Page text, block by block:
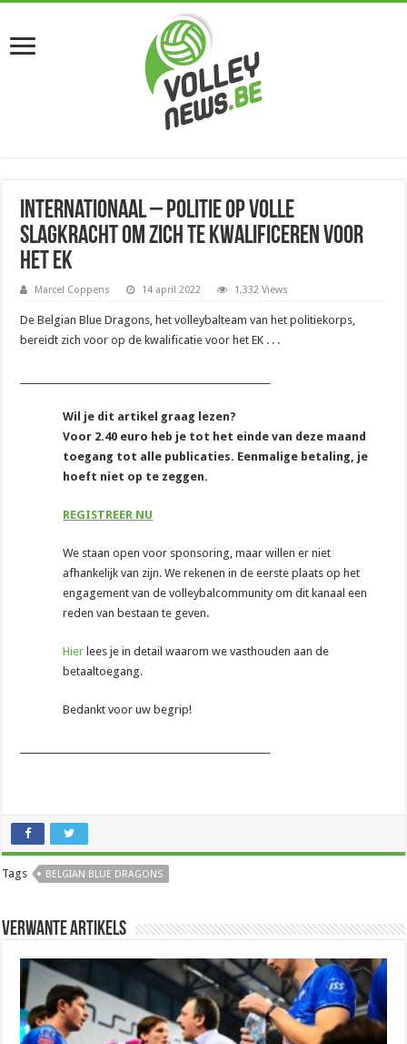
Internationaal – Politie op volle
slagkracht om zich te kwalificeren voor
het EK
Marcel Coppens 14 april 2022 1,332 Views
De Belgian Blue Dragons, het volleybalteam van het politiekorps,
bereidt zich voor op de kwalificatie voor het EK . . .
Wil je dit artikel graag lezen?
Voor 2.40 euro heb je tot het einde van deze maand
toegang tot alle publicaties. Eenmalige betaling, je
hoeft niet op te zeggen.
REGISTREER NU
We staan open voor sponsoring, maar willen er niet
afhankelijk van zijn. We rekenen in de eerste plaats op het
engagement van de volleybalcommunity om dit kanaal een
reden van bestaan te geven.
Hier lees je in detail waarom we vasthouden aan de
betaaltoegang.
Bedankt voor uw begrip!
Tags BELGIAN BLUE DRAGONS
Verwante artikels